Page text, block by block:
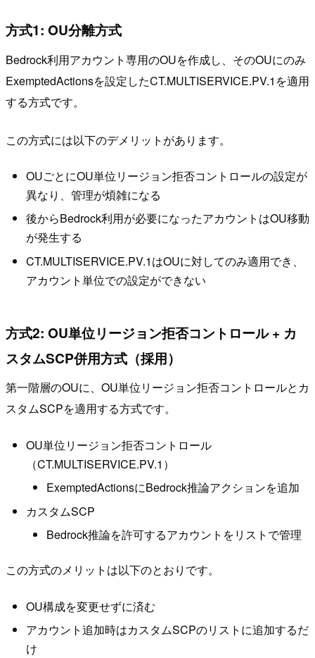
方式1: OU分離方式
Bedrock利用アカウント専用のOUを作成し、そのOUにのみ
ExemptedActionsを設定したCT.MULTISERVICE.PV.1を適用
する方式です。
この方式には以下のデメリットがあります。
OUごとにOU単位リージョン拒否コントロールの設定が
異なり、管理が煩雑になる
後からBedrock利用が必要になったアカウントはOU移動
が発生する
CT.MULTISERVICE.PV.1はOUに対してのみ適用でき、
アカウント単位での設定ができない
方式2: OU単位リージョン拒否コントロール + カ
スタムSCP併用方式（採用）
第一階層のOUに、OU単位リージョン拒否コントロールとカ
スタムSCPを適用する方式です。
OU単位リージョン拒否コントロール
（CT.MULTISERVICE.PV.1）
ExemptedActionsにBedrock推論アクションを追加
カスタムSCP
Bedrock推論を許可するアカウントをリストで管理
この方式のメリットは以下のとおりです。
OU構成を変更せずに済む
アカウント追加時はカスタムSCPのリストに追加するだ
け